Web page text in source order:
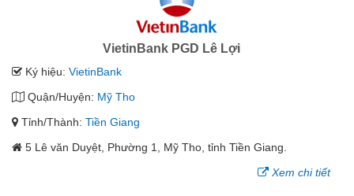
VietinBank PGD Lê Lợi
Ký hiệu: VietinBank
Quận/Huyện: Mỹ Tho
Tỉnh/Thành: Tiền Giang
5 Lê văn Duyệt, Phường 1, Mỹ Tho, tỉnh Tiền Giang.
Xem chi tiết